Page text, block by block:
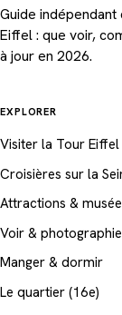
Guide
Eiffel : que voir,
à jour en 2026.
EXPLORER
Visiter la Tour Eiffel
Croisières sur la
Attractions &
Voir &
Manger & dormir
Le quartier (16e)